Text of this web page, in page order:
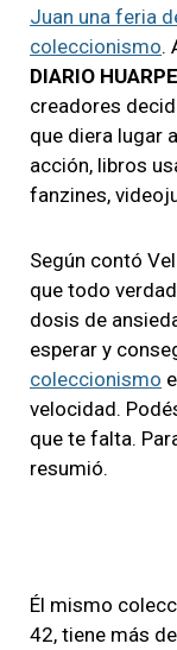
Juan una feria
coleccionismo.
DIARIO HUARPE
creadores
que diera lugar
acción, libros
fanzines,
Según contó
que todo
dosis de
esperar y
coleccionismo
velocidad.
que te falta.
resumió.
Él mismo
42, tiene más